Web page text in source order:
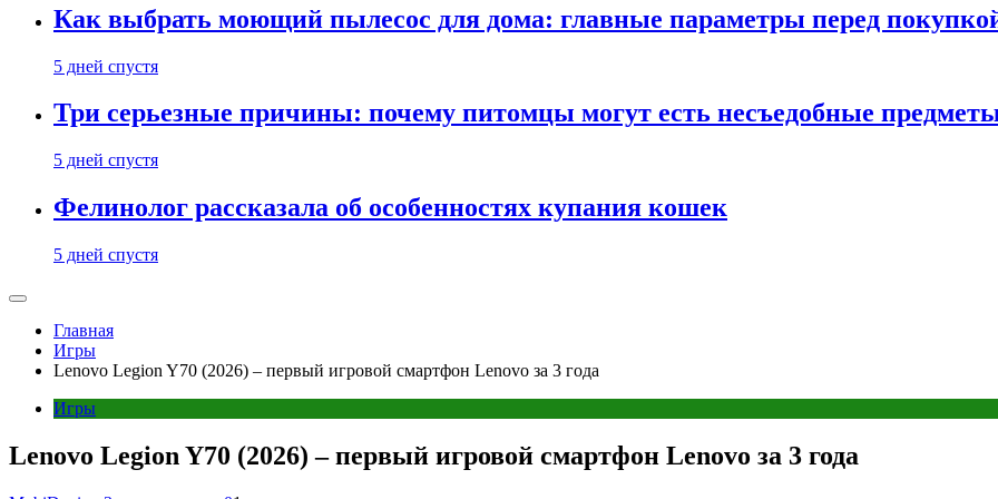
Как выбрать моющий пылесос для дома: главные параметры перед
5 дней спустя
Три серьезные причины: почему питомцы могут есть несъедобные
5 дней спустя
Фелинолог рассказала об особенностях купания кошек
5 дней спустя
Главная
Игры
Lenovo Legion Y70 (2026) – первый игровой смартфон Lenovo за 3 года
Игры
Lenovo Legion Y70 (2026) – первый игровой смартфон Lenovo за 3 года